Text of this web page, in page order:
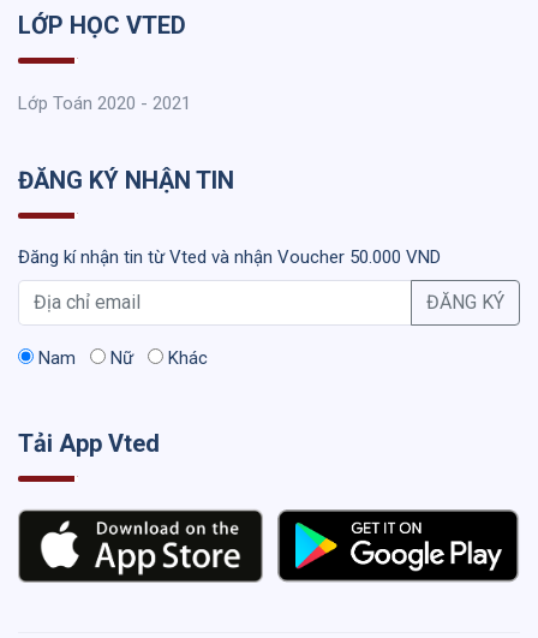
LỚP HỌC VTED
Lớp Toán 2020 - 2021
ĐĂNG KÝ NHẬN TIN
Đăng kí nhận tin từ Vted và nhận Voucher 50.000 VND
ĐĂNG KÝ
Nam Nữ Khác
Tải App Vted